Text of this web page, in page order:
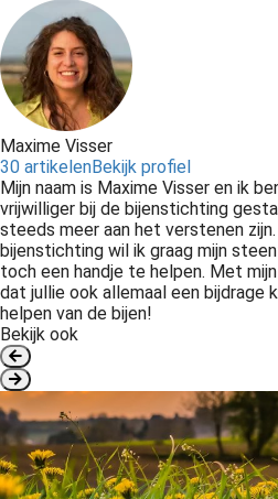
Maxime Visser
30 artikelenBekijk profiel
Mijn naam is Maxime Visser en ik
vrijwilliger bij de bijenstichting
steeds meer aan het verstenen
bijenstichting wil ik graag mijn
toch een handje te helpen. Met
dat jullie ook allemaal een bijdrage
helpen van de bijen!
Bekijk ook